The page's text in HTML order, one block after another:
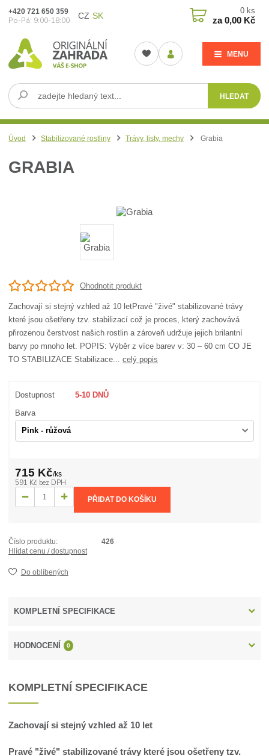
CZ SK
MENU
HLEDAT
+420 721 650 359
Po-Pá: 9:00-18:00
0 ks
za0,00 Kč
Úvod Stabilizované rostliny Trávy, listy, mechy Grabia
GRABIA
Ohodnotit produkt
Zachovají si stejný vzhled až 10 letPravé "živé" stabilizované trávy
které jsou ošetřeny tzv. stabilizací což je proces, který zachovává
přirozenou čerstvost našich rostlin a zároveň udržuje jejich brilantní
barvy po mnoho let. POPIS: Výběr z více barev v: 30 – 60 cm CO JE
TO STABILIZACE Stabilizace...celý popis
Dostupnost 5-10 DNŮ
Barva
715 Kč/ks
591 Kč bez DPH
PŘIDAT DO KOŠÍKU
Číslo produktu:
426
Hlídat cenu / dostupnost
Do oblíbených
KOMPLETNÍ SPECIFIKACE
HODNOCENÍ 0
KOMPLETNÍ SPECIFIKACE
Zachovají si stejný vzhled až 10 let
Pravé "živé" stabilizované trávy které jsou ošetřeny tzv.